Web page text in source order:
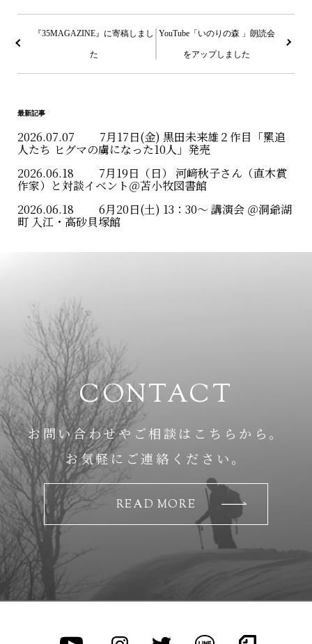
投
稿
ナ
ー
シ
ョ
ン
『35MAGAZINE』に寄稿しまし
た
YouTube「いのりの森 」朗読会
をアップしました
最新記事
2026.07.07 7月17日(金) 黒田未来雄２作目「羆追
人たち ヒグマの虜になった10人」発売
2026.06.18
7月19日（日） 河﨑秋子さん（直木賞
作家）と対談イベント＠苫小牧図書館
2026.06.18
6月20日(土) 13：30〜 講演会 ＠洞爺湖
町 入江・高砂貝塚館
CONTACT
お問い合わせやご相談はこちらから。
お気軽にご連絡ください。
READ MORE